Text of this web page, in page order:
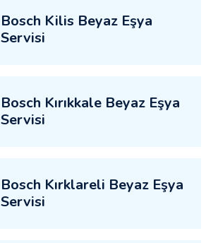
Bosch Kilis Beyaz Eşya
Servisi
Bosch Kırıkkale Beyaz Eşya
Servisi
Bosch Kırklareli Beyaz Eşya
Servisi